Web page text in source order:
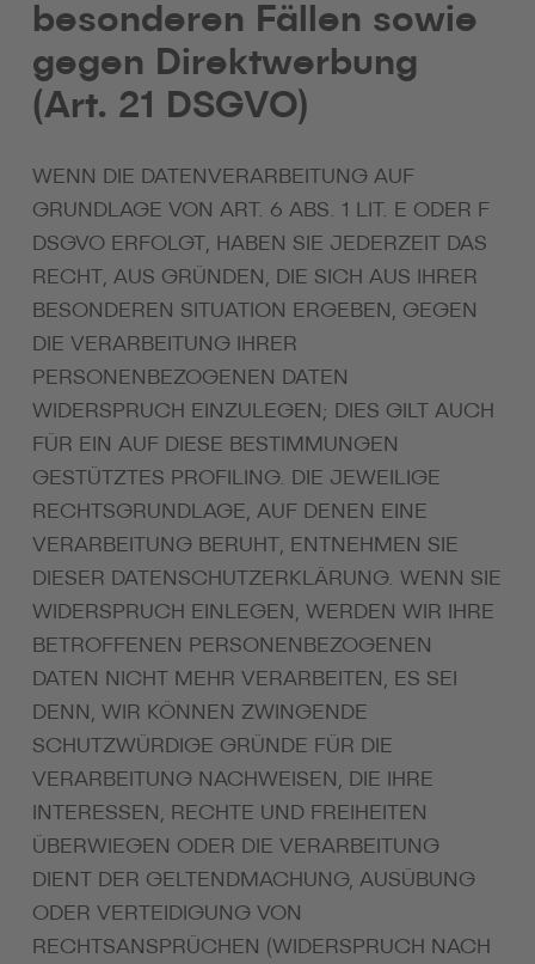
besonderen Fällen sowie
gegen Direktwerbung
(Art. 21 DSGVO)
WENN DIE DATENVERARBEITUNG AUF
GRUNDLAGE VON ART. 6 ABS. 1 LIT. E ODER F
DSGVO ERFOLGT, HABEN SIE JEDERZEIT DAS
RECHT, AUS GRÜNDEN, DIE SICH AUS IHRER
BESONDEREN SITUATION ERGEBEN, GEGEN
DIE VERARBEITUNG IHRER
PERSONENBEZOGENEN DATEN
WIDERSPRUCH EINZULEGEN; DIES GILT AUCH
FÜR EIN AUF DIESE BESTIMMUNGEN
GESTÜTZTES PROFILING. DIE JEWEILIGE
RECHTSGRUNDLAGE, AUF DENEN EINE
VERARBEITUNG BERUHT, ENTNEHMEN SIE
DIESER DATENSCHUTZERKLÄRUNG. WENN SIE
WIDERSPRUCH EINLEGEN, WERDEN WIR IHRE
BETROFFENEN PERSONENBEZOGENEN
DATEN NICHT MEHR VERARBEITEN, ES SEI
DENN, WIR KÖNNEN ZWINGENDE
SCHUTZWÜRDIGE GRÜNDE FÜR DIE
VERARBEITUNG NACHWEISEN, DIE IHRE
INTERESSEN, RECHTE UND FREIHEITEN
ÜBERWIEGEN ODER DIE VERARBEITUNG
DIENT DER GELTENDMACHUNG, AUSÜBUNG
ODER VERTEIDIGUNG VON
RECHTSANSPRÜCHEN (WIDERSPRUCH NACH